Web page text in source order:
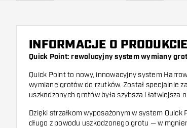
INFORMACJE O PRODUKCIE
Quick Point: rewolucyjny system wymiany
Quick Point to nowy, innowacyjny system
wymianę grotów do rzutków. Został specjalnie
uszkodzonych grotów była szybsza i łatwiejsza
Dzięki strzałkom wyposażonym w system
długo z powodu uszkodzonego grotu — w